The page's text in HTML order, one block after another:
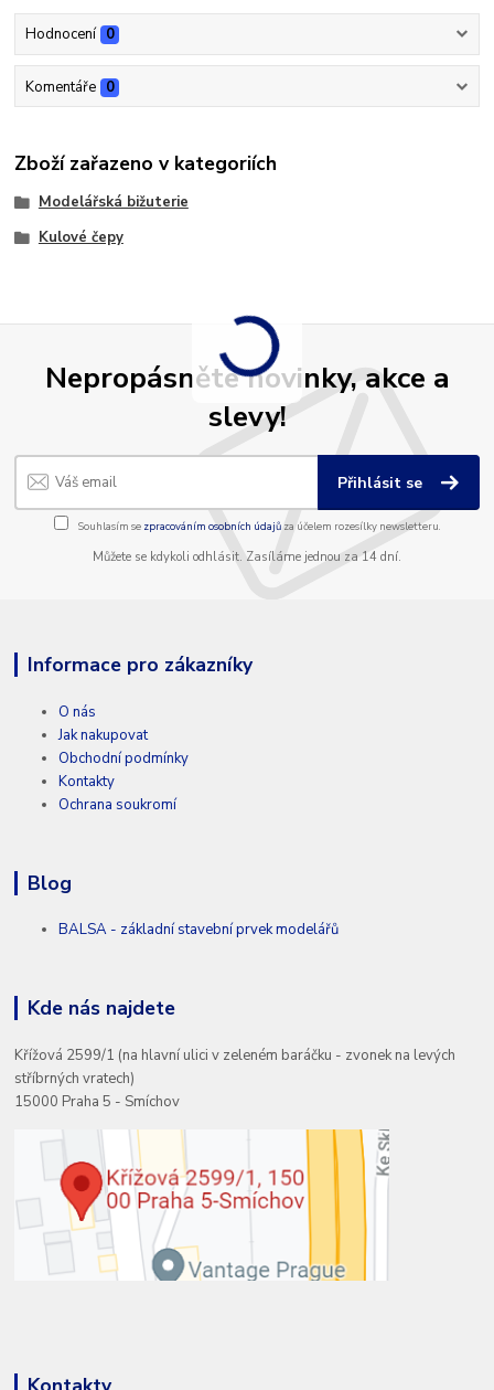
Hodnocení 0
Komentáře 0
Zboží zařazeno v kategoriích
Modelářská bižuterie
Kulové čepy
Nepropásněte novinky, akce a
slevy!
Přihlásit se
Souhlasím se zpracováním osobních údajůza účelem rozesílky newsletteru.
Můžete se kdykoli odhlásit. Zasíláme jednou za 14 dní.
Informace pro zákazníky
O nás
Jak nakupovat
Obchodní podmínky
Kontakty
Ochrana soukromí
Blog
BALSA - základní stavební prvek modelářů
Kde nás najdete
Křížová 2599/1 (na hlavní ulici v zeleném baráčku - zvonek na levých
stříbrných vratech)
15000 Praha 5 - Smíchov